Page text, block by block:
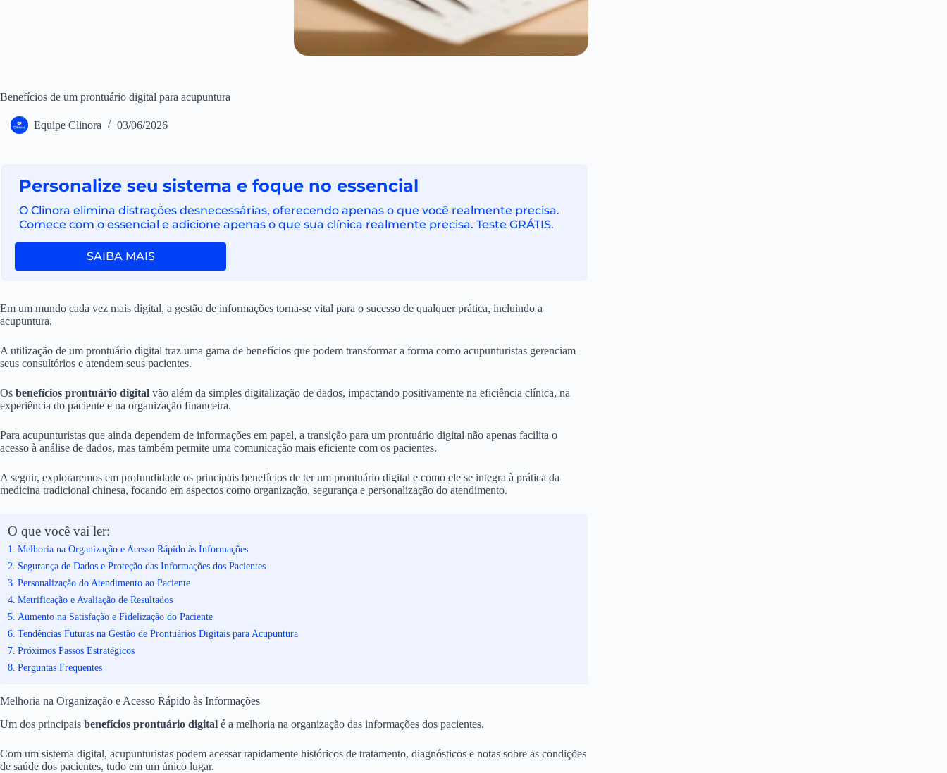
Benefícios de um prontuário digital para acupuntura
Equipe Clinora 03/06/2026
Personalize seu sistema e foque no essencial
O Clinora elimina distrações desnecessárias, oferecendo apenas o que você realmente precisa.
Comece com o essencial e adicione apenas o que sua clínica realmente precisa. Teste GRÁTIS.
SAIBA MAIS
Em um mundo cada vez mais digital, a gestão de informações torna-se vital para o sucesso de qualquer prática, incluindo a
acupuntura.
A utilização de um prontuário digital traz uma gama de benefícios que podem transformar a forma como acupunturistas gerenciam
seus consultórios e atendem seus pacientes.
Os benefícios prontuário digital vão além da simples digitalização de dados, impactando positivamente na eficiência clínica, na
experiência do paciente e na organização financeira.
Para acupunturistas que ainda dependem de informações em papel, a transição para um prontuário digital não apenas facilita o
acesso à análise de dados, mas também permite uma comunicação mais eficiente com os pacientes.
A seguir, exploraremos em profundidade os principais benefícios de ter um prontuário digital e como ele se integra à prática da
medicina tradicional chinesa, focando em aspectos como organização, segurança e personalização do atendimento.
O que você vai ler:
Melhoria na Organização e Acesso Rápido às Informações
Segurança de Dados e Proteção das Informações dos Pacientes
Personalização do Atendimento ao Paciente
Metrificação e Avaliação de Resultados
Aumento na Satisfação e Fidelização do Paciente
Tendências Futuras na Gestão de Prontuários Digitais para Acupuntura
Próximos Passos Estratégicos
Perguntas Frequentes
Melhoria na Organização e Acesso Rápido às Informações
Um dos principais benefícios prontuário digital é a melhoria na organização das informações dos pacientes.
Com um sistema digital, acupunturistas podem acessar rapidamente históricos de tratamento, diagnósticos e notas sobre as condições
de saúde dos pacientes, tudo em um único lugar.